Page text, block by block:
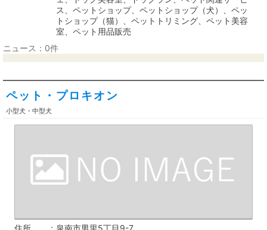
ス、ペットショップ、ペットショップ（犬）、ペッ
トショップ（猫）、ペットトリミング、ペット美容
室、ペット用品販売
ニュース：0件
ペット・プロキオン
小型犬・中型犬
住所
泉南市男里5丁目9-7